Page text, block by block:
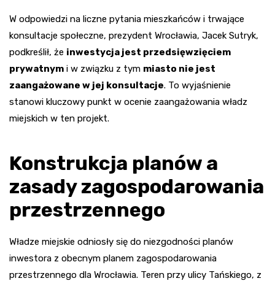
W odpowiedzi na liczne pytania mieszkańców i trwające
konsultacje społeczne, prezydent Wrocławia, Jacek Sutryk,
podkreślił, że inwestycja jest przedsięwzięciem
prywatnym i w związku z tym miasto nie jest
zaangażowane w jej konsultacje. To wyjaśnienie
stanowi kluczowy punkt w ocenie zaangażowania władz
miejskich w ten projekt.
Konstrukcja planów a
zasady zagospodarowania
przestrzennego
Władze miejskie odniosły się do niezgodności planów
inwestora z obecnym planem zagospodarowania
przestrzennego dla Wrocławia. Teren przy ulicy Tańskiego, z